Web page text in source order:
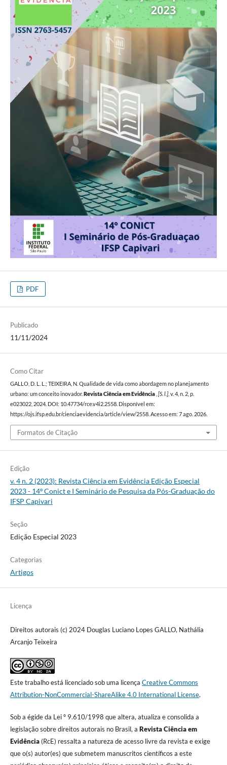
PDF
Publicado
11/11/2024
Como Citar
GALLO, D. L. L.; TEIXEIRA, N. Qualidade de vida como abordagem no planejamento
urbano: um conceito inovador. Revista Ciência em Evidência [S. l.], v. 4, n. 2, p.
e023022, 2024. DOI: 10.47734/rce.v4i2.2558. Disponível em:
https://ojs.ifsp.edu.br/cienciaevidencia/article/view/2558. Acesso em: 7 ago. 2026.
Formatos de Citação
Edição
v. 4 n. 2 (2023): Revista Ciência em Evidência Edição Especial
2023 - 14º Conict e I Seminário de Pesquisa da Pós-Graduação do
IFSP Capivari
Seção
Edição Especial 2023
Categorias
Artigos
Licença
Direitos autorais (c) 2024 Douglas Luciano Lopes GALLO, Nathália
Arcanjo Teixeira
Este trabalho está licenciado sob uma licença Creative Commons
Attribution-NonCommercial-ShareAlike 4.0 International License.
Sob a égide da Lei º 9.610/1998 que altera, atualiza e consolida a
legislação sobre direitos autorais no Brasil, a Revista Ciência em
Evidência(RcE) ressalta a natureza de acesso livre da revista e exige
que o(s) autor(es) que submetem manuscritos científicos a este